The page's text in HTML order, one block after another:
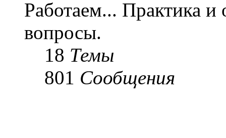
Работаем... Практика и
вопросы.
18 Темы
801 Сообщения